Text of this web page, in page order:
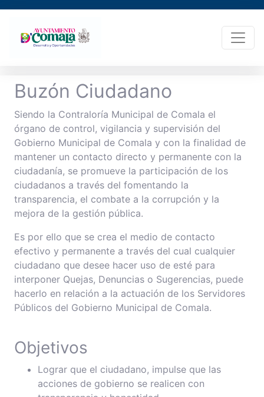
Buzón Ciudadano
Siendo la Contraloría Municipal de Comala el
órgano de control, vigilancia y supervisión del
Gobierno Municipal de Comala y con la finalidad de
mantener un contacto directo y permanente con la
ciudadanía, se promueve la participación de los
ciudadanos a través del fomentando la
transparencia, el combate a la corrupción y la
mejora de la gestión pública.
Es por ello que se crea el medio de contacto
efectivo y permanente a través del cual cualquier
ciudadano que desee hacer uso de esté para
interponer Quejas, Denuncias o Sugerencias, puede
hacerlo en relación a la actuación de los Servidores
Públicos del Gobierno Municipal de Comala.
Objetivos
Lograr que el ciudadano, impulse que las
acciones de gobierno se realicen con